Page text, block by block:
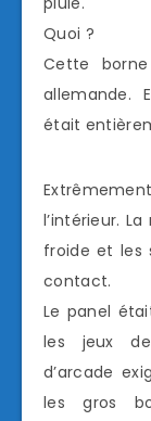
Quoi ?
Cette
allemande.
était
l’intérieur.
froide et les
contact.
Le panel
les jeux
d’arcade
les gros